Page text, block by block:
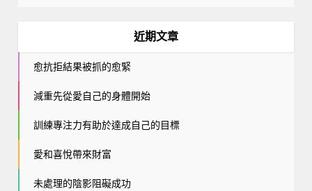
近期文章
愈抗拒結果被抓的愈緊
減重先從愛自己的身體開始
訓練專注力有助於達成自己的目標
愛和喜悅帶來財富
未處理的陰影阻礙成功